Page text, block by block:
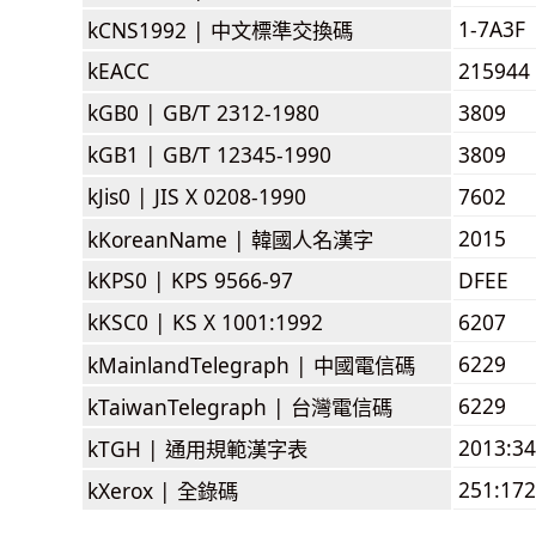
kCNS1992 | 中文標準交換碼
1-7A3F
kEACC
215944
kGB0 | GB/T 2312-1980
3809
kGB1 | GB/T 12345-1990
3809
kJis0 | JIS X 0208-1990
7602
kKoreanName | 韓國人名漢字
2015
kKPS0 | KPS 9566-97
DFEE
kKSC0 | KS X 1001:1992
6207
kMainlandTelegraph | 中國電信碼
6229
kTaiwanTelegraph | 台灣電信碼
6229
kTGH | 通用規範漢字表
kXerox | 全錄碼 251:172